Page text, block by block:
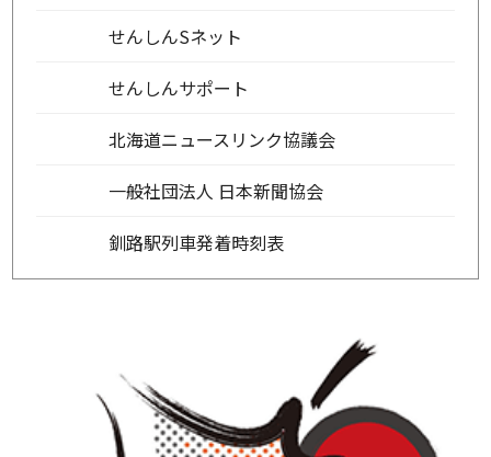
せんしんSネット
せんしんサポート
北海道ニュースリンク協議会
一般社団法人 日本新聞協会
釧路駅列車発着時刻表